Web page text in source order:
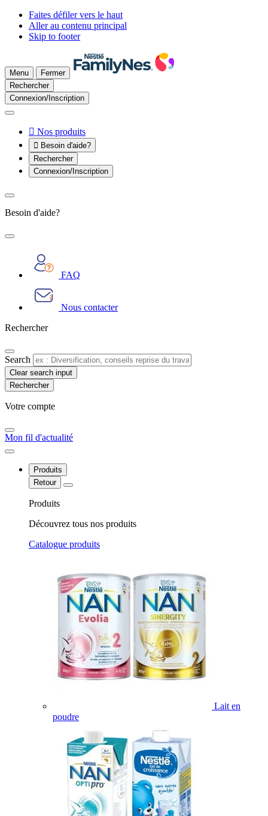
Faites défiler vers le haut
Aller au contenu principal
Skip to footer
Menu
Fermer
Rechercher
Connexion/Inscription
 Nos produits
 Besoin d'aide?
Rechercher
Connexion/Inscription
Besoin d'aide?
FAQ
Nous contacter
Rechercher
Search
Clear search input
Votre compte​
Mon fil d'actualité
Produits
Retour
Produits
Découvrez tous nos produits
Catalogue produits
Lait en
poudre